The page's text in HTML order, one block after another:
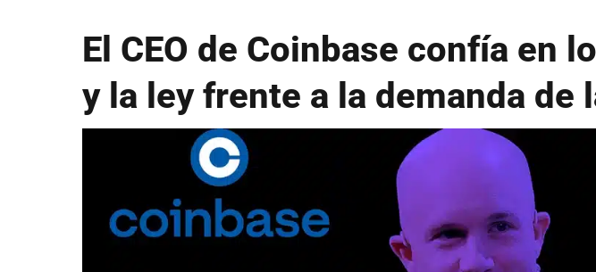
El CEO de Coinbase confía en
y la ley frente a la demanda de